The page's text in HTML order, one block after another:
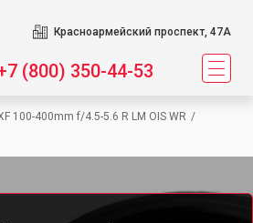
Красноармейский проспект, 47А
(800) 350-44-53
100-400mm f/4.5-5.6 R LM OIS WR /